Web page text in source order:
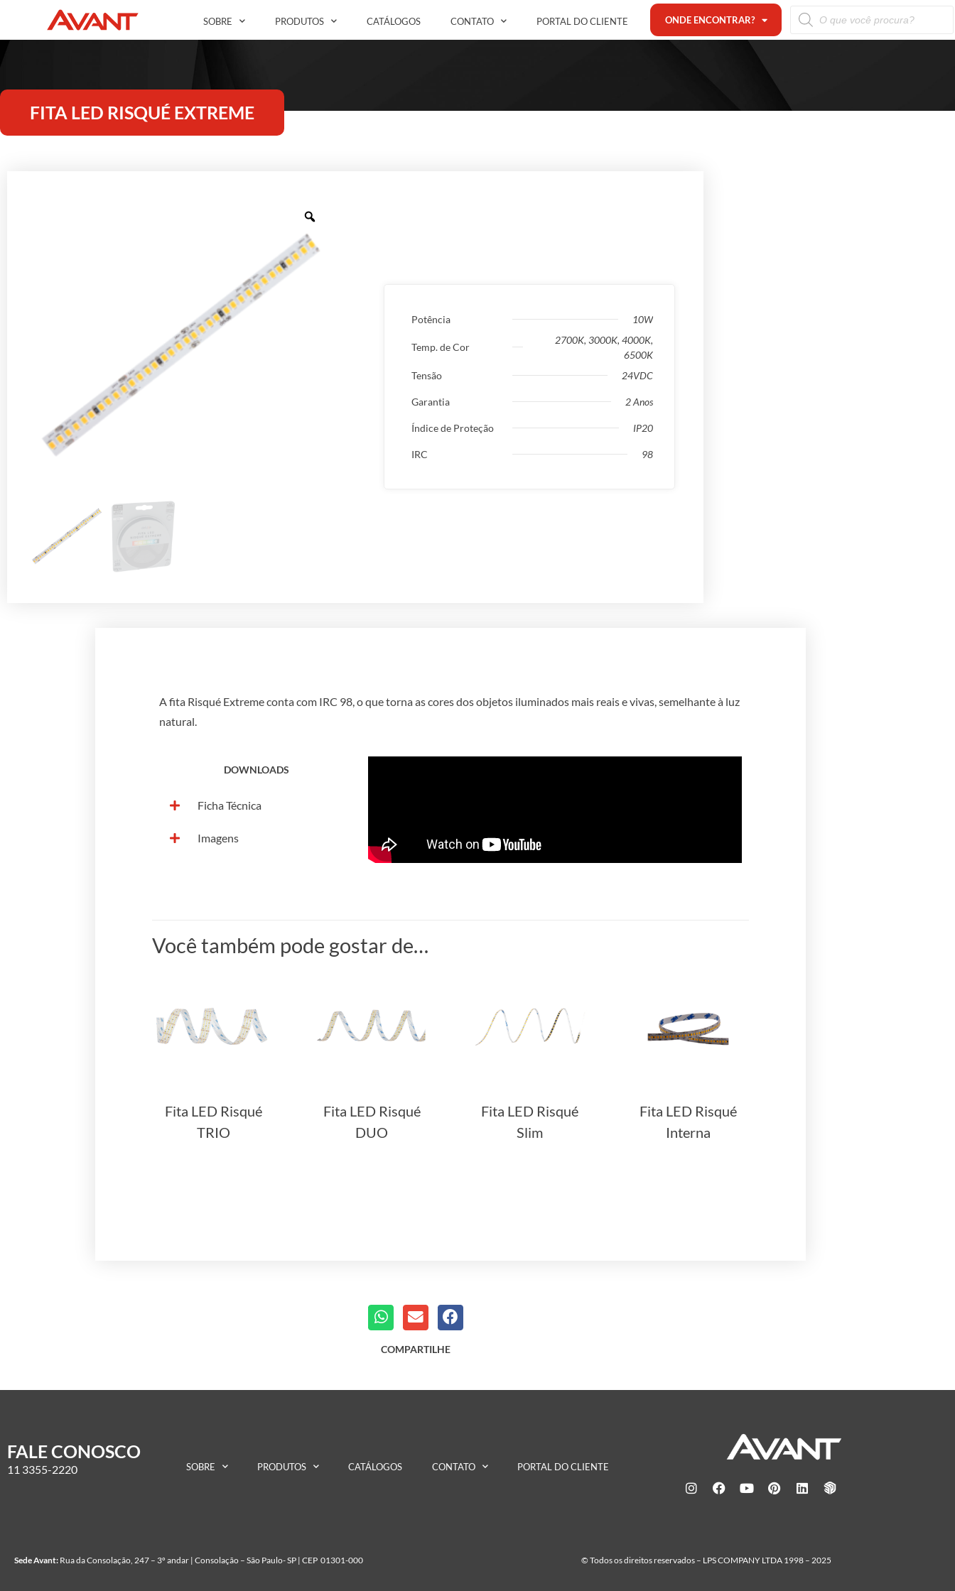
SOBRE PRODUTOS CATÁLOGOS CONTATO PORTAL DO CLIENTE ONDE ENCONTRAR?
FITA LED RISQUÉ EXTREME
Potência 10W
Temp. de Cor
2700K, 3000K, 4000K,
6500K
Tensão
24VDC
Garantia 2 Anos
Índice de Proteção IP20
IRC 98
A fita Risqué Extreme conta com IRC 98, o que torna as cores dos objetos iluminados mais reais e vivas, semelhante à luz
natural.
DOWNLOADS
Ficha Técnica
Imagens
Você também pode gostar de…
Fita LED Risqué
TRIO
Fita LED Risqué
DUO
Fita LED Risqué
Slim
Fita LED Risqué
Interna
COMPARTILHE
FALE CONOSCO
11 3355-2220 SOBRE PRODUTOS CATÁLOGOS CONTATO PORTAL DO CLIENTE
Sede Avant: Rua da Consolação, 247 – 3º andar | Consolação – São Paulo- SP | CEP 01301-000 © Todos os direitos reservados – LPS COMPANY LTDA 1998 – 2025